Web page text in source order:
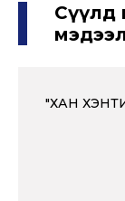
Сүүлд
"ХАН